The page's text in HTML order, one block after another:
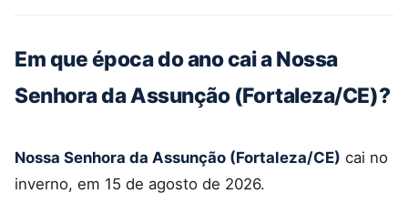
Em que época do ano cai a Nossa
Senhora da Assunção (Fortaleza/CE)?
Nossa Senhora da Assunção (Fortaleza/CE) cai no
inverno, em 15 de agosto de 2026.